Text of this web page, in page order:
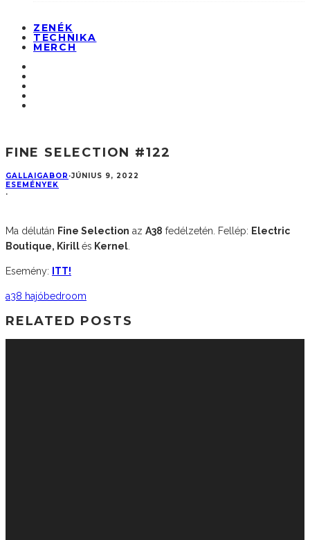
ZENÉK
TECHNIKA
MERCH
FINE SELECTION #122
GALLAIGABOR ·JÚNIUS 9, 2022
ESEMÉNYEK
·
Ma délután Fine Selection az A38 fedélzetén. Fellép: Electric
Boutique, Kirillés Kernel.
Esemény: ITT!
a38 hajóbedroom
RELATED POSTS